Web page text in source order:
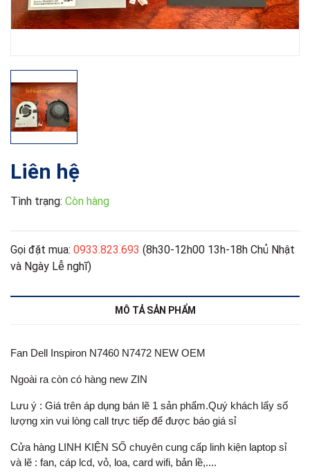
Liên hệ
Tình trạng: Còn hàng
Gọi đặt mua: 0933.823.693 (8h30-12h00 13h-18h Chủ Nhật
và Ngày Lễ nghĩ)
MÔ TẢ SẢN PHẨM
Fan Dell Inspiron N7460 N7472 NEW OEM
Ngoài ra còn có hàng new ZIN
Lưu ý : Giá trên áp dụng bán lẽ 1 sản phẩm.Quý khách lấy số
lượng xin vui lòng call trực tiếp để được báo giá sỉ
Cửa hàng LINH KIỆN SỐ chuyên cung cấp linh kiện laptop sỉ
và lẽ : fan, cáp lcd, vỏ, loa, card wifi, bản lề,....